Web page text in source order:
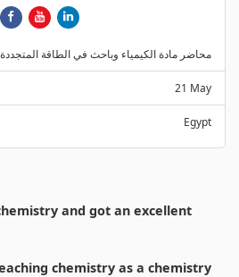
محاضر مادة الكيمياء وباحث في الطاقة المتجددة
21 May
Egypt
and got an excellent
chemistry as a chemistry